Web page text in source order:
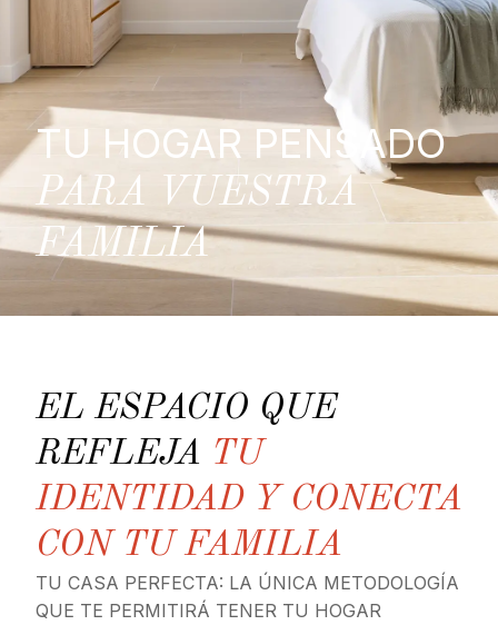
TU HOGAR PENSADO
PARA VUESTRA
FAMILIA
EL ESPACIO QUE
REFLEJA TU
IDENTIDAD Y CONECTA
CON TU FAMILIA
TU CASA PERFECTA: LA ÚNICA METODOLOGÍA
QUE TE PERMITIRÁ TENER TU HOGAR